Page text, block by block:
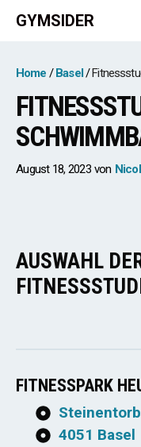
Zum
Inhalt
GYMSIDER
Home Basel
August 18, 2023 von
AUSWAHL
FITNESSPARK
4051 Basel